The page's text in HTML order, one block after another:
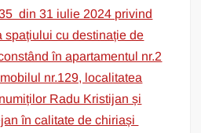
din 31 iulie 2024 privind
spațiului cu destinație de
în apartamentul nr.2
nr.129, localitatea
Radu Kristijan și
în calitate de chiriași